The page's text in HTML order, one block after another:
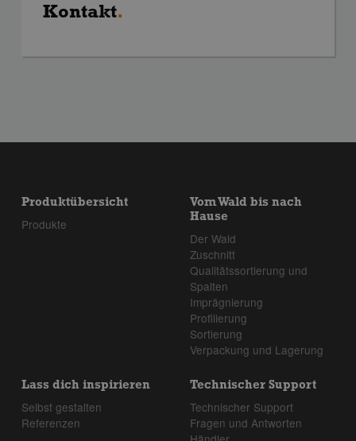
Kontakt.
Produktübersicht
Produkte
Vom Wald bis nach
Hause
Der Wald
Zuschnitt
Qualitätssortierung und
Spalten
Imprägnierung
Profilierung
Sortierung
Verpackung und Lagerung
Lass dich inspirieren
Selbst gestalten
Referenzen
Technischer Support
Technischer Support
Fragen und Antworten